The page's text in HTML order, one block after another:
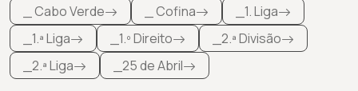
_ Cabo Verde _ Cofina
_1. Liga
_1.ª Liga
_1.º Direito
_2.ª Divisão
_2.ª Liga
_25 de Abril